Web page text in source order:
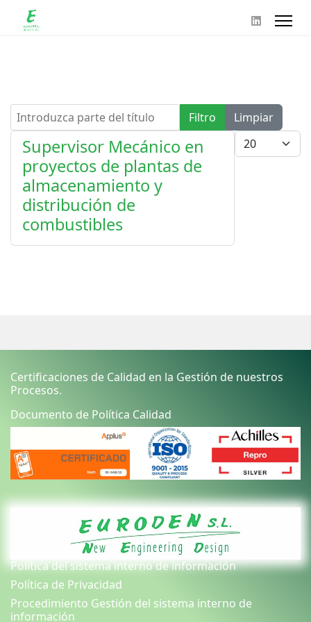
Introduzca parte del título Filtro
Limpiar
Cantidad
Supervisor Mecánico en
proyectos de plantas de
almacenamiento y
distribución de
combustibles
Certificaciones de Calidad en la Gestión de nuestros
Procesos.
Documento de Política Calidad
Política del sistema interno de información
Política de Privacidad
Procedimiento Gestión del sistema interno de
información